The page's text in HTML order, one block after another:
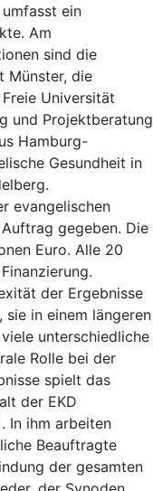
ein
Am
sind die
Münster, die
Universität
und Projektberatung
Hamburg-
Gesundheit in
evangelischen
gegeben. Die
Euro. Alle 20
der Ergebnisse
in einem längeren
unterschiedliche
Rolle bei der
spielt das
der EKD
In ihm arbeiten
Beauftragte
der gesamten